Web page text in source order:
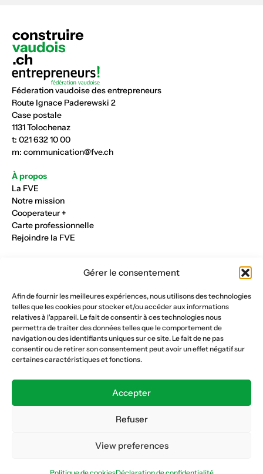
Gérer le consentement
Afin de fournir les meilleures expériences, nous utilisons des technologies
telles que les cookies pour stocker et/ou accéder aux informations
relatives à l'appareil. Le fait de consentir à ces technologies nous
permettra de traiter des données telles que le comportement de
navigation ou des identifiants uniques sur ce site. Le fait de ne pas
consentir ou de retirer son consentement peut avoir un effet négatif sur
certaines caractéristiques et fonctions.
Accepter
Refuser
View preferences
Féderation vaudoise des entrepreneurs
Route Ignace Paderewski 2
Case postale
1131 Tolochenaz
t: 021 632 10 00
m: communication@fve.ch
À propos
La FVE
Notre mission
Cooperateur +
Carte professionnelle
Rejoindre la FVE
Maçonnerie et génie civil
Parqueterie et sols
Menuiserie et bois
Plâtrerie et peinture
Nous suivre
Formation continue
Caisse AVS 66.1